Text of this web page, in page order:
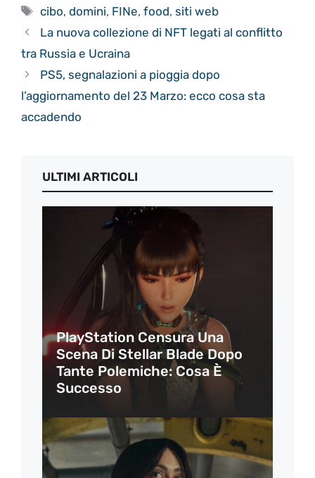
Tag
cibo,domini, FINe,food,siti web
La nuova collezione di NFT legati al conflitto
tra Russia e Ucraina
PS5, segnalazioni a pioggia dopo
l’aggiornamento del 23 Marzo: ecco cosa sta
accadendo
ULTIMI ARTICOLI
PlayStation Censura Una
Scena Di Stellar Blade Dopo
Tante Polemiche: Cosa È
Successo